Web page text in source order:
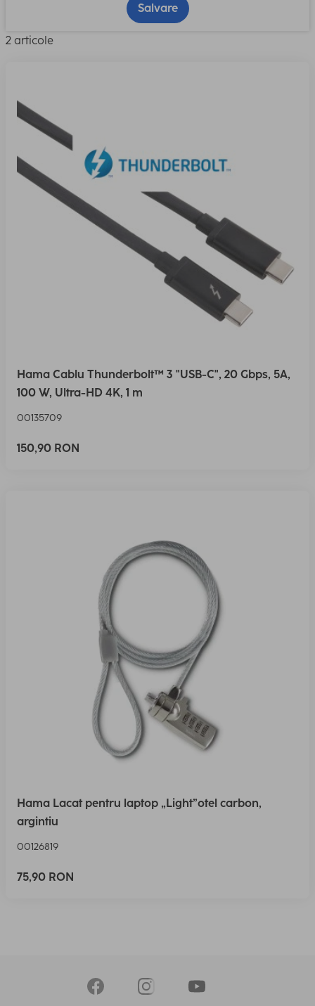
Salvare
2 articole
Hama Cablu Thunderbolt™ 3 "USB-C", 20 Gbps, 5A,
100 W, Ultra-HD 4K, 1 m
00135709
150,90 RON
Hama Lacat pentru laptop „Light”otel carbon,
argintiu
00126819
75,90 RON